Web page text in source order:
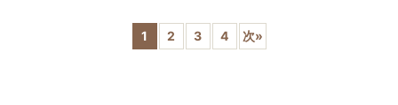
1 2 3 4 次»